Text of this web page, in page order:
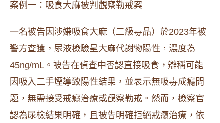
案例一：吸食大麻被判觀察勒戒案
一名被告因涉嫌吸食大麻（二級毒品）於2023年被
警方查獲，尿液檢驗呈大麻代謝物陽性，濃度為
45ng/mL。被告在偵查中否認直接吸食，辯稱可能
因吸入二手煙導致陽性結果，並表示無吸毒成癮問
題，無需接受戒癮治療或觀察勒戒。然而，檢察官
認為尿檢結果明確，且被告明確拒絕戒癮治療，依